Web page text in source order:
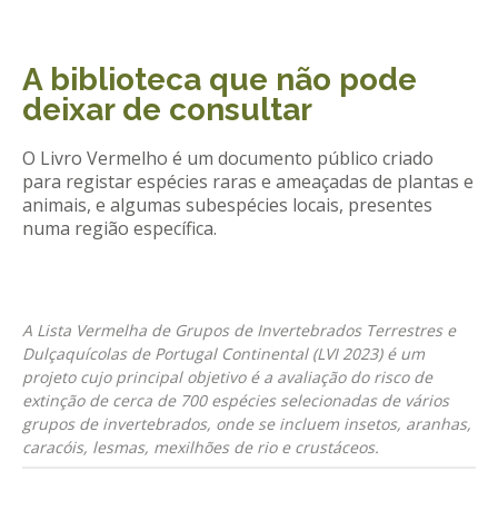
A biblioteca que não pode
deixar de consultar
O Livro Vermelho é um documento público criado
para registar espécies raras e ameaçadas de plantas e
animais, e algumas subespécies locais, presentes
numa região específica.
A Lista Vermelha de Grupos de Invertebrados Terrestres e
Dulçaquícolas de Portugal Continental (LVI 2023) é um
projeto cujo principal objetivo é a avaliação do risco de
extinção de cerca de 700 espécies selecionadas de vários
grupos de invertebrados, onde se incluem insetos, aranhas,
caracóis, lesmas, mexilhões de rio e crustáceos.